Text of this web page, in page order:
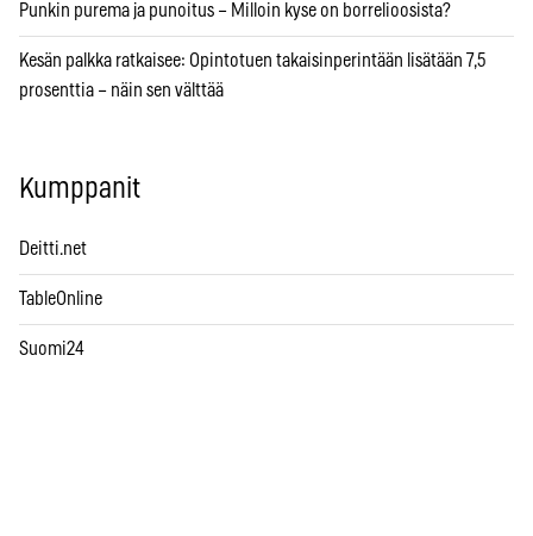
Punkin purema ja punoitus – Milloin kyse on borrelioosista?
Kesän palkka ratkaisee: Opintotuen takaisinperintään lisätään 7,5
prosenttia – näin sen välttää
Kumppanit
Deitti.net
TableOnline
Suomi24